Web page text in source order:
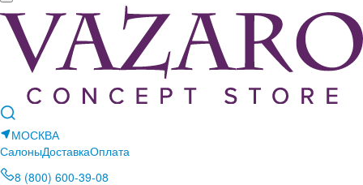
МОСКВА
СалоныДоставкаОплата
8 (800) 600-39-08